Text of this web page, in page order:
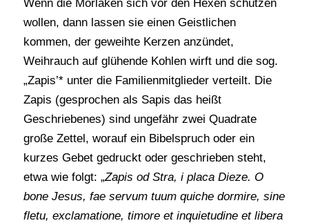
Wenn die Morlaken sich vor den Hexen schützen
wollen, dann lassen sie einen Geistlichen
kommen, der geweihte Kerzen anzündet,
Weihrauch auf glühende Kohlen wirft und die sog.
„Zapis’* unter die Familienmitglieder verteilt. Die
Zapis (gesprochen als Sapis das heißt
Geschriebenes) sind ungefähr zwei Quadrate
große Zettel, worauf ein Bibelspruch oder ein
kurzes Gebet gedruckt oder geschrieben steht,
etwa wie folgt: „Zapis od Stra, i placa Dieze. O
bone Jesus, fae servum tuum quiche dormire, sine
fletu, exclamatione, timore et inquietudine et libera